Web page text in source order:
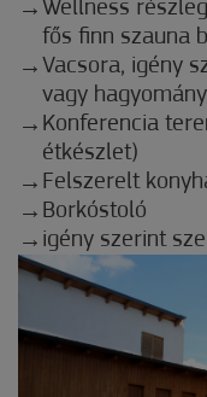
Wellness
fős finn szauna
Vacsora, igény
vagy
Konferencia
étkészlet)
Felszerelt
Borkóstoló
igény szerint